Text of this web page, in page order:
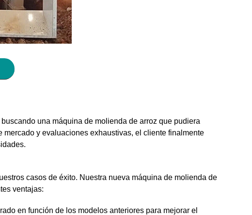
una máquina de molienda de arroz que pudiera
y evaluaciones exhaustivas, el cliente finalmente
casos de éxito. Nuestra nueva máquina de molienda de
ventajas:
en función de los modelos anteriores para mejorar el